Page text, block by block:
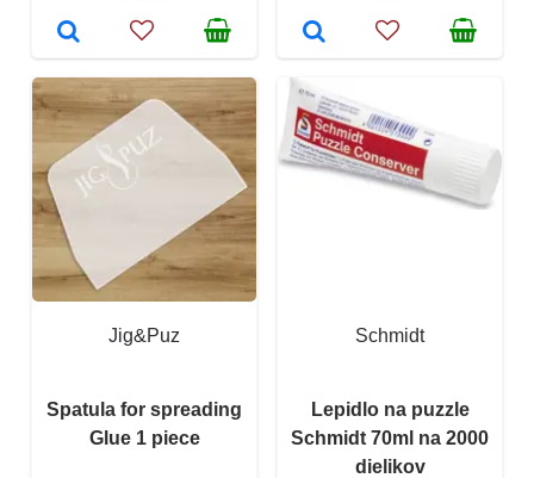
Jig&Puz
Spatula for spreading
Glue 1 piece
Schmidt
Lepidlo na puzzle
Schmidt 70ml na 2000
dielikov